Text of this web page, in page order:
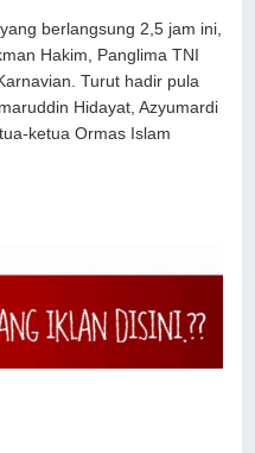
berlangsung 2,5 jam ini,
Hakim, Panglima TNI
Turut hadir pula
Hidayat, Azyumardi
ketua Ormas Islam